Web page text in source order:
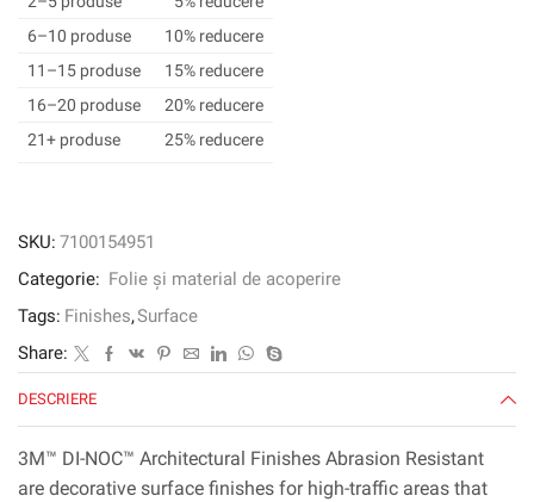
Finisaj
arhitectural
rezistent
AR,
mm
x
m
6–10 produse
10% reducere
11–15 produse
15% reducere
16–20 produse
20% reducere
21+ produse
25% reducere
SKU: 7100154951
Categorie: Folie și material de acoperire
Tags: Finishes,Surface
Share:
DESCRIERE
3M™ DI-NOC™ Architectural Finishes Abrasion Resistant
are decorative surface finishes for high-traffic areas that